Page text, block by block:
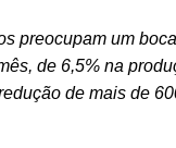
preocupam um
de 6,5% na
de mais de